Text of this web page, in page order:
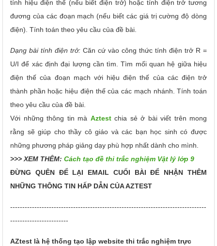
tính hiệu điện thế (nếu biết điện trở) hoặc tính điện trở tương
đương của các đoạn mạch (nếu biết các giá trị cường độ dòng
điện). Tính toán theo yêu cầu của đề bài.
Dạng bài tính điện trở: Căn cứ vào công thức tính điện trở R =
U/I để xác định đại lượng cần tìm. Tìm mối quan hệ giữa hiệu
điện thế của đoạn mạch với hiệu điện thế của các điện trở
thành phần hoặc hiệu điện thế của các mạch nhánh. Tính toán
theo yêu cầu của đề bài.
Với những thông tin mà Aztestchia sẻ ở bài viết trên mong
rằng sẽ giúp cho thầy cô giáo và các bạn học sinh có được
những phương pháp giảng dạy phù hợp nhất dành cho mình.
>>> XEM THÊM: Cách tạo đề thi trắc nghiệm Vật lý lớp 9
ĐỪNG QUÊN ĐỂ LẠI EMAIL CUỐI BÀI ĐỂ NHẬN THÊM
NHỮNG THÔNG TIN HẤP DẪN CỦA AZTEST
---------------------------------------------------------------------------------
------------------------
AZtest là hệ thống tạo lập website thi trắc nghiệm trực